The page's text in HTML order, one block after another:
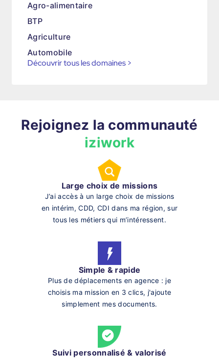
Agro-alimentaire
BTP
Agriculture
Automobile
Découvrir tous les domaines >
Rejoignez la communauté
iziwork
Large choix de missions
J’ai accès à un large choix de missions
en intérim, CDD, CDI dans ma région, sur
tous les métiers qui m’intéressent.
Simple & rapide
Plus de déplacements en agence : je
choisis ma mission en 3 clics, j'ajoute
simplement mes documents.
Suivi personnalisé & valorisé